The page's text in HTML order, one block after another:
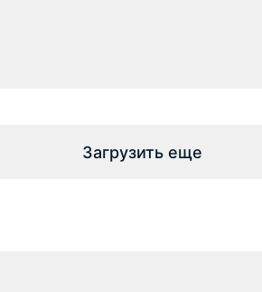
Загрузить еще